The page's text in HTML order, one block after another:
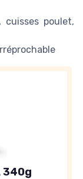
poulet,
340g